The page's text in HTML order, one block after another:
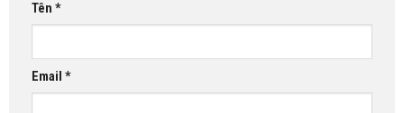
Tên *
Email *